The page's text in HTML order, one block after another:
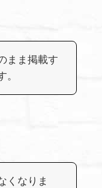
まま掲載す
。
くなりま